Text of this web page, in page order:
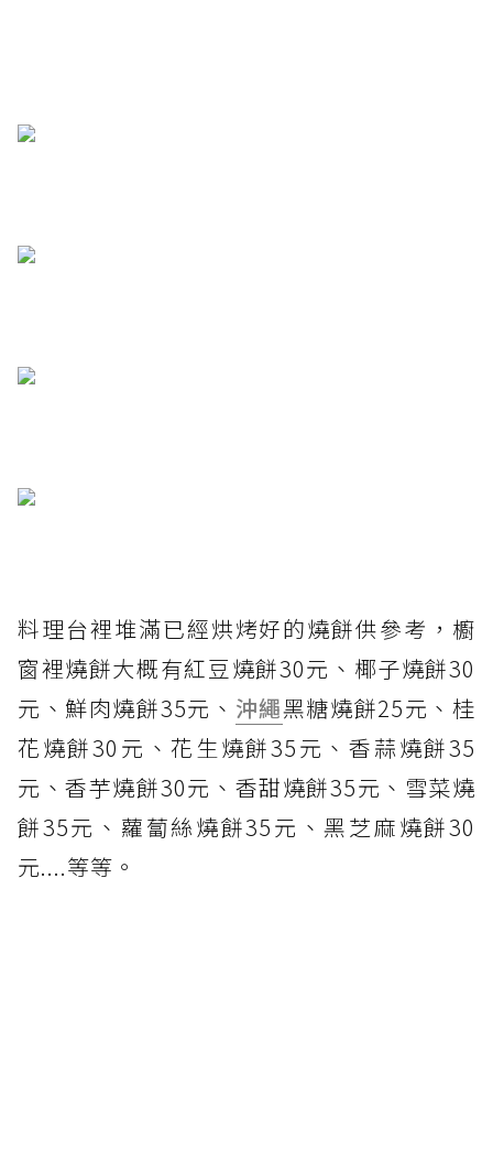
料理台裡堆滿已經烘烤好的燒餅供參考，櫥
窗裡燒餅大概有紅豆燒餅30元、椰子燒餅30
元、鮮肉燒餅35元、 沖繩黑糖燒餅25元、桂
花燒餅30元、花生燒餅35元、香蒜燒餅35
元、香芋燒餅30元、香甜燒餅35元、雪菜燒
餅35元、蘿蔔絲燒餅35元、黑芝麻燒餅30
元....等等。